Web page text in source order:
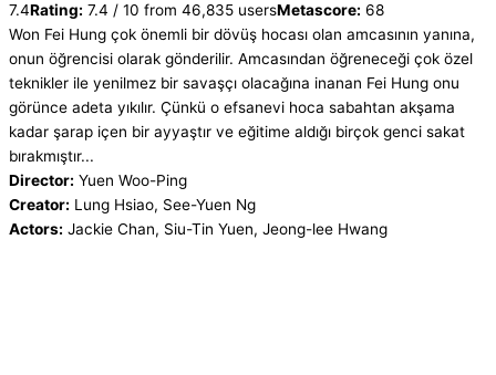
7.4Rating: 7.4 / 10 from 46,835 usersMetascore: 68
Won Fei Hung çok önemli bir dövüş hocası olan amcasının yanına,
onun öğrencisi olarak gönderilir. Amcasından öğreneceği çok özel
teknikler ile yenilmez bir savaşçı olacağına inanan Fei Hung onu
görünce adeta yıkılır. Çünkü o efsanevi hoca sabahtan akşama
kadar şarap içen bir ayyaştır ve eğitime aldığı birçok genci sakat
bırakmıştır...
Director: Yuen Woo-Ping
Creator: Lung Hsiao, See-Yuen Ng
Actors: Jackie Chan, Siu-Tin Yuen, Jeong-lee Hwang